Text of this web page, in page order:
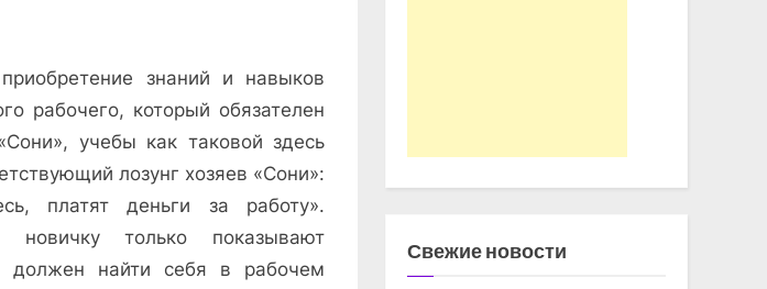
знаний и навыков
рабочего, который обязателен
учебы как таковой здесь
лозунг хозяев «Сони»:
платят деньги за работу».
только показывают
найти себя в рабочем
Свежие новости